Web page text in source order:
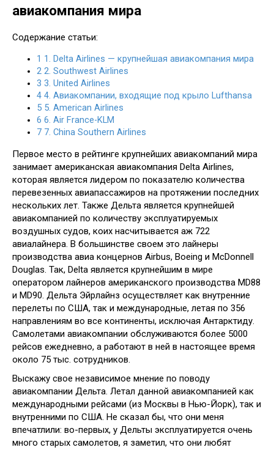
авиакомпания мира
Содержание статьи:
1 1. Delta Airlines — крупнейшая авиакомпания мира
2 2. Southwest Airlines
3 3. United Airlines
4 4. Авиакомпании, входящие под крыло Lufthansa
5 5. American Airlines
6 6. Air France-KLM
7 7. China Southern Airlines
Первое место в рейтинге крупнейших авиакомпаний мира
занимает американская авиакомпания Delta Airlines,
которая является лидером по показателю количества
перевезенных авиапассажиров на протяжении последних
нескольких лет. Также Дельта является крупнейшей
авиакомпанией по количеству эксплуатируемых
воздушных судов, коих насчитывается аж 722
авиалайнера. В большинстве своем это лайнеры
производства авиа концернов Airbus, Boeing и McDonnell
Douglas. Так, Delta является крупнейшим в мире
оператором лайнеров американского производства MD88
и MD90. Дельта Эйрлайнз осуществляет как внутренние
перелеты по США, так и международные, летая по 356
направлениям во все континенты, исключая Антарктиду.
Самолетами авиакомпании обслуживаются более 5000
рейсов ежедневно, а работают в ней в настоящее время
около 75 тыс. сотрудников.
Выскажу свое независимое мнение по поводу
авиакомпании Дельта. Летал данной авиакомпанией как
международными рейсами (из Москвы в Нью-Йорк), так и
внутренними по США. Не сказал бы, что они меня
впечатлили: во-первых, у Дельты эксплуатируется очень
много старых самолетов, я заметил, что они любят